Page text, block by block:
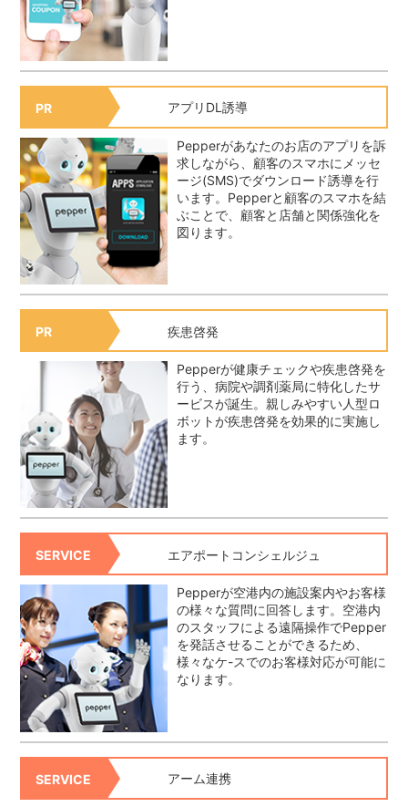
アプリDL誘導
PR
Pepperがあなたのお店のアプリを訴
求しながら、顧客のスマホにメッセ
ージ(SMS)でダウンロード誘導を行
います。Pepperと顧客のスマホを結
ぶことで、顧客と店舗と関係強化を
図ります。
疾患啓発
PR
Pepperが健康チェックや疾患啓発を
行う、病院や調剤薬局に特化したサ
ービスが誕生。親しみやすい人型ロ
ボットが疾患啓発を効果的に実施し
ます。
エアポートコンシェルジュ
SERVICE
Pepperが空港内の施設案内やお客様
の様々な質問に回答します。空港内
のスタッフによる遠隔操作でPepper
を発話させることができるため、
様々なケ-スでのお客様対応が可能に
なります。
アーム連携
SERVICE